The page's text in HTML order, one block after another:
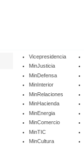
Vicepresidencia
MinJusticia
MinDefensa
MinInterior
MinRelaciones
MinHacienda
MinEnergia
MinComercio
MinTIC
MinCultura